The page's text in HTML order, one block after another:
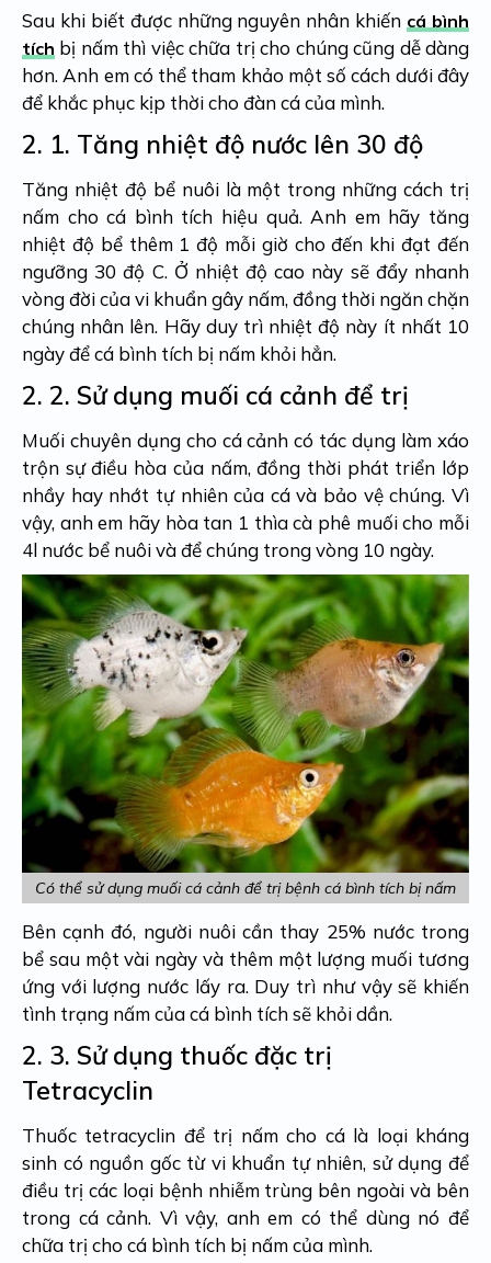
Sau khi biết được những nguyên nhân khiến cá bình
tích bị nấm thì việc chữa trị cho chúng cũng dễ dàng
hơn. Anh em có thể tham khảo một số cách dưới đây
để khắc phục kịp thời cho đàn cá của mình.
2. 1. Tăng nhiệt độ nước lên 30 độ
Tăng nhiệt độ bể nuôi là một trong những cách trị
nấm cho cá bình tích hiệu quả. Anh em hãy tăng
nhiệt độ bể thêm 1 độ mỗi giờ cho đến khi đạt đến
ngưỡng 30 độ C. Ở nhiệt độ cao này sẽ đẩy nhanh
vòng đời của vi khuẩn gây nấm, đồng thời ngăn chặn
chúng nhân lên. Hãy duy trì nhiệt độ này ít nhất 10
ngày để cá bình tích bị nấm khỏi hẳn.
2. 2. Sử dụng muối cá cảnh để trị
Muối chuyên dụng cho cá cảnh có tác dụng làm xáo
trộn sự điều hòa của nấm, đồng thời phát triển lớp
nhầy hay nhớt tự nhiên của cá và bảo vệ chúng. Vì
vậy, anh em hãy hòa tan 1 thìa cà phê muối cho mỗi
4l nước bể nuôi và để chúng trong vòng 10 ngày.
Có thể sử dụng muối cá cảnh để trị bệnh cá bình tích bị nấm
Bên cạnh đó, người nuôi cần thay 25% nước trong
bể sau một vài ngày và thêm một lượng muối tương
ứng với lượng nước lấy ra. Duy trì như vậy sẽ khiến
tình trạng nấm của cá bình tích sẽ khỏi dần.
2. 3. Sử dụng thuốc đặc trị
Tetracyclin
Thuốc tetracyclin để trị nấm cho cá là loại kháng
sinh có nguồn gốc từ vi khuẩn tự nhiên, sử dụng để
điều trị các loại bệnh nhiễm trùng bên ngoài và bên
trong cá cảnh. Vì vậy, anh em có thể dùng nó để
chữa trị cho cá bình tích bị nấm của mình.